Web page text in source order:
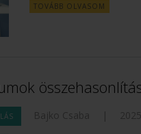
TOVÁBB OLVASOM
Bajko Csaba |